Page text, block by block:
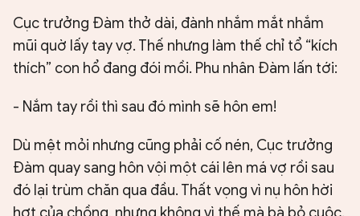
Cục trưởng Đàm thở dài, đành nhắm mắt nhắm
mũi quờ lấy tay vợ. Thế nhưng làm thế chỉ tổ “kích
thích” con hổ đang đói mồi. Phu nhân Đàm lấn tới:
- Nắm tay rồi thì sau đó mình sẽ hôn em!
Dù mệt mỏi nhưng cũng phải cố nén, Cục trưởng
Đàm quay sang hôn vội một cái lên má vợ rồi sau
đó lại trùm chăn qua đầu. Thất vọng vì nụ hôn hời